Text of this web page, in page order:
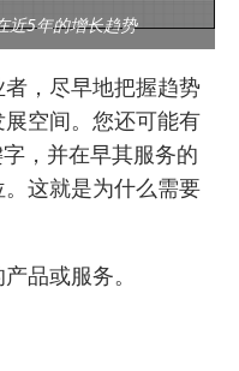
5年的增长趋势
，尽早地把握趋势
空间。您还可能有
，并在早其服务的
这就是为什么需要
品或服务。